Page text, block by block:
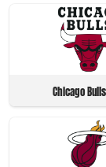
Chicago